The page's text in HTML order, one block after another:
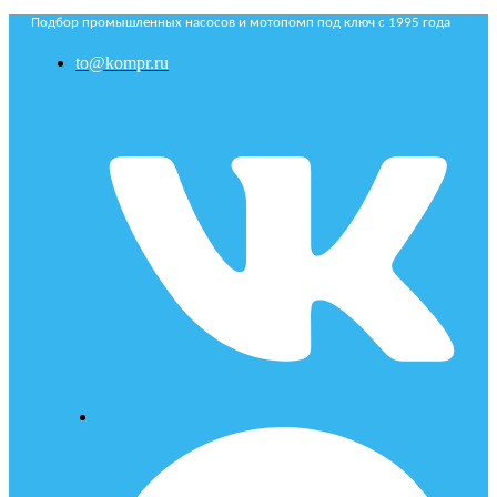
Подбор промышленных насосов и мотопомп под ключ с 1995 года
to@kompr.ru